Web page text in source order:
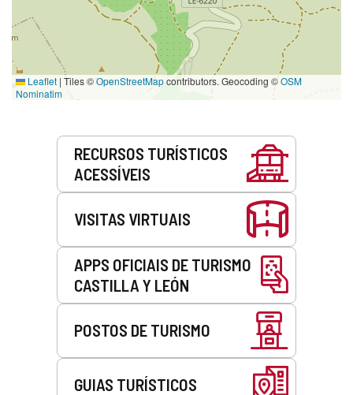
Leaflet | Tiles ©OpenStreetMapcontributors. Geocoding ©OSM
Nominatim
RECURSOS TURÍSTICOS
ACESSÍVEIS
VISITAS VIRTUAIS
APPS OFICIAIS DE TURISMO
CASTILLA Y LEÓN
POSTOS DE TURISMO
GUIAS TURÍSTICOS